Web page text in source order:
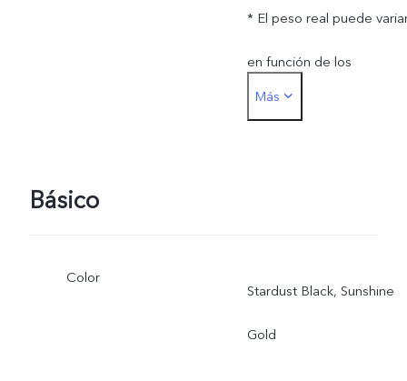
suministros de materiales.
* El peso real puede
en función de los
procesos, el método de
Más
Básico
Color
Stardust Black, Sunshine
Gold